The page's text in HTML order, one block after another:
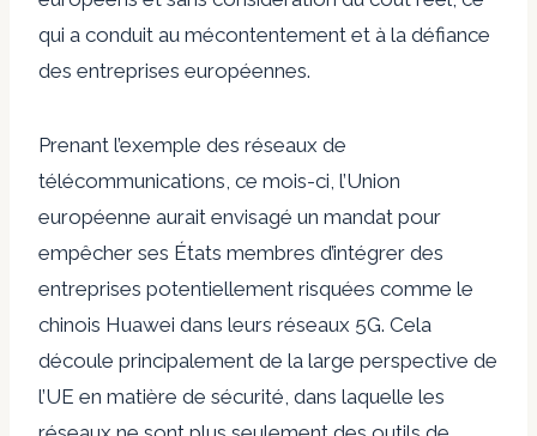
qui a conduit au mécontentement et à la défiance
des entreprises européennes.
Prenant l’exemple des réseaux de
télécommunications, ce mois-ci, l’Union
européenne aurait envisagé un mandat pour
empêcher ses États membres d’intégrer des
entreprises potentiellement risquées comme le
chinois Huawei dans leurs réseaux 5G. Cela
découle principalement de la large perspective de
l’UE en matière de sécurité, dans laquelle les